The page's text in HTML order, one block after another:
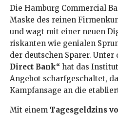
Die Hamburg Commercial
Maske des reinen
und wagt mit einer neuen
riskanten wie genialen
der deutschen Sparer. Unter
Direct Bank“ hat das
Angebot scharfgeschaltet,
Kampfansage an die
Mit einem Tagesgeldzins